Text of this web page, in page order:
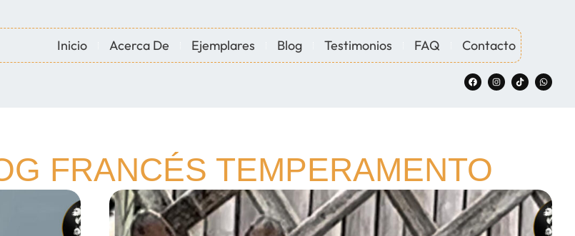
Inicio Acerca De Ejemplares Blog Testimonios FAQ Contacto
FRANCÉS TEMPERAMENTO